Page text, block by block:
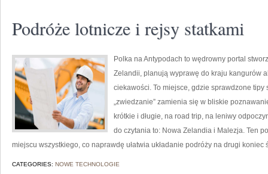
Podróże lotnicze i rejsy statkami
Polka na Antypodach to wędrowny portal
Zelandii, planują wyprawę do kraju kangurów
ciekawości. To miejsce, gdzie sprawdzone
„zwiedzanie” zamienia się w bliskie
krótkie i długie, na road trip, na leniwy
do czytania to: Nowa Zelandia i Malezja. Ten
miejscu wszystkiego, co naprawdę ułatwia układanie podróży na drugi koniec
CATEGORIES: NOWE TECHNOLOGIE